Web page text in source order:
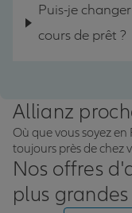
Puis-je
cours de prêt ?
Allianz
Où que vous soyez
toujours près de chez
Nos offres
plus